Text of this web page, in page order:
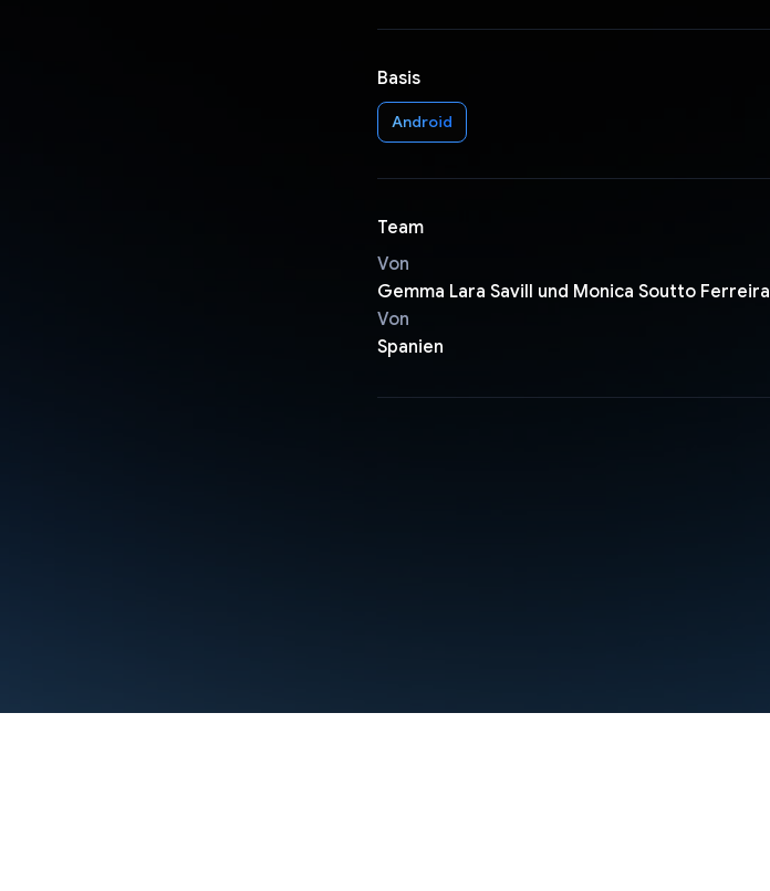
Basis
Android
Team
Von
Gemma Lara Savill und Monica Soutto Ferreira
Von
Spanien